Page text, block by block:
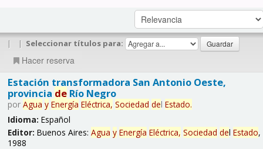
| | Seleccionar títulos para:
Hacer reserva
Estación transformadora San Antonio Oeste,
provincia deRío Negro
por Agua y Energía Eléctrica, Sociedad del Estado.
Idioma: Español
Editor: Buenos Aires: Agua y Energía Eléctrica, Sociedad del Estado,
1988